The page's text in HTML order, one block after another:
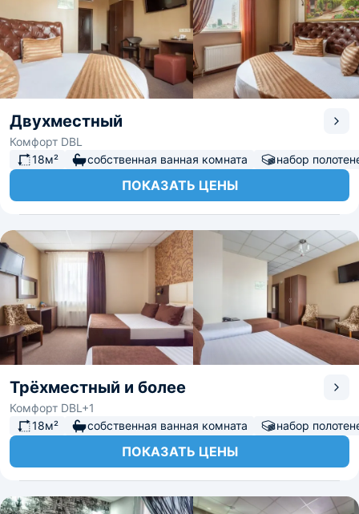
Двухместный
Комфорт DBL
18м²
собственная ванная комната набор
ПОКАЗАТЬ ЦЕНЫ
Трёхместный и более
Комфорт DBL+1
18м²
собственная ванная комната набор
ПОКАЗАТЬ ЦЕНЫ